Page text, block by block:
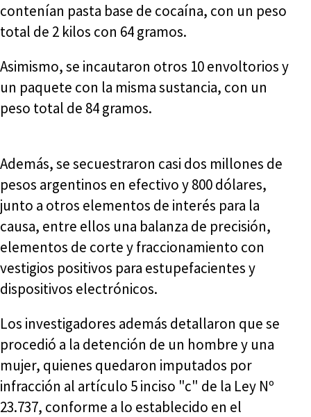
contenían pasta base de cocaína, con un peso
total de 2 kilos con 64 gramos.
Asimismo, se incautaron otros 10 envoltorios y
un paquete con la misma sustancia, con un
peso total de 84 gramos.
Además, se secuestraron casi dos millones de
pesos argentinos en efectivo y 800 dólares,
junto a otros elementos de interés para la
causa, entre ellos una balanza de precisión,
elementos de corte y fraccionamiento con
vestigios positivos para estupefacientes y
dispositivos electrónicos.
Los investigadores además detallaron que se
procedió a la detención de un hombre y una
mujer, quienes quedaron imputados por
infracción al artículo 5 inciso "c" de la Ley Nº
23.737, conforme a lo establecido en el